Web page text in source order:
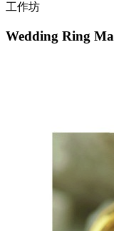
工作坊
Wedding Ring